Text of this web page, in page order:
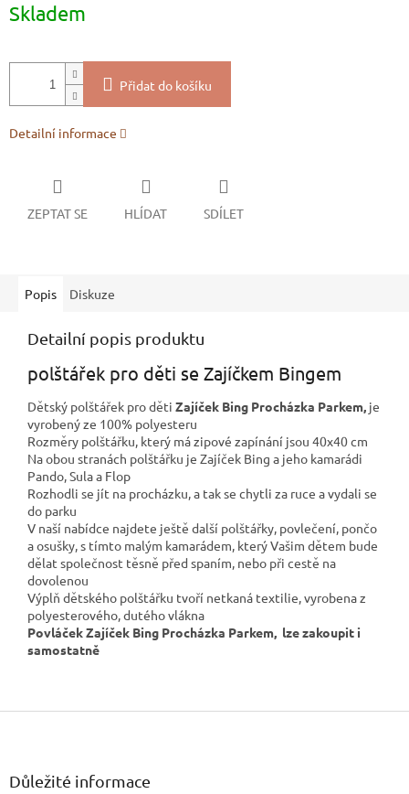
cena:
Skladem
Přidat do košíku
Detailní informace
ZEPTAT SE HLÍDAT SDÍLET
Popis Diskuze
Detailní popis produktu
polštářek pro děti se Zajíčkem Bingem
Dětský polštářek pro děti Zajíček Bing Procházka Parkem, je
vyrobený ze 100% polyesteru
Rozměry polštářku, který má zipové zapínání jsou 40x40 cm
Na obou stranách polštářku je Zajíček Bing a jeho kamarádi
Pando, Sula a Flop
Rozhodli se jít na procházku, a tak se chytli za ruce a vydali se
do parku
V naší nabídce najdete ještě další polštářky, povlečení, pončo
a osušky, s tímto malým kamarádem, který Vašim dětem bude
dělat společnost těsně před spaním, nebo při cestě na
dovolenou
Výplň dětského polštářku tvoří netkaná textilie, vyrobena z
polyesterového, dutého vlákna
Povláček Zajíček Bing Procházka Parkem, lze zakoupit i
samostatně
Důležité informace